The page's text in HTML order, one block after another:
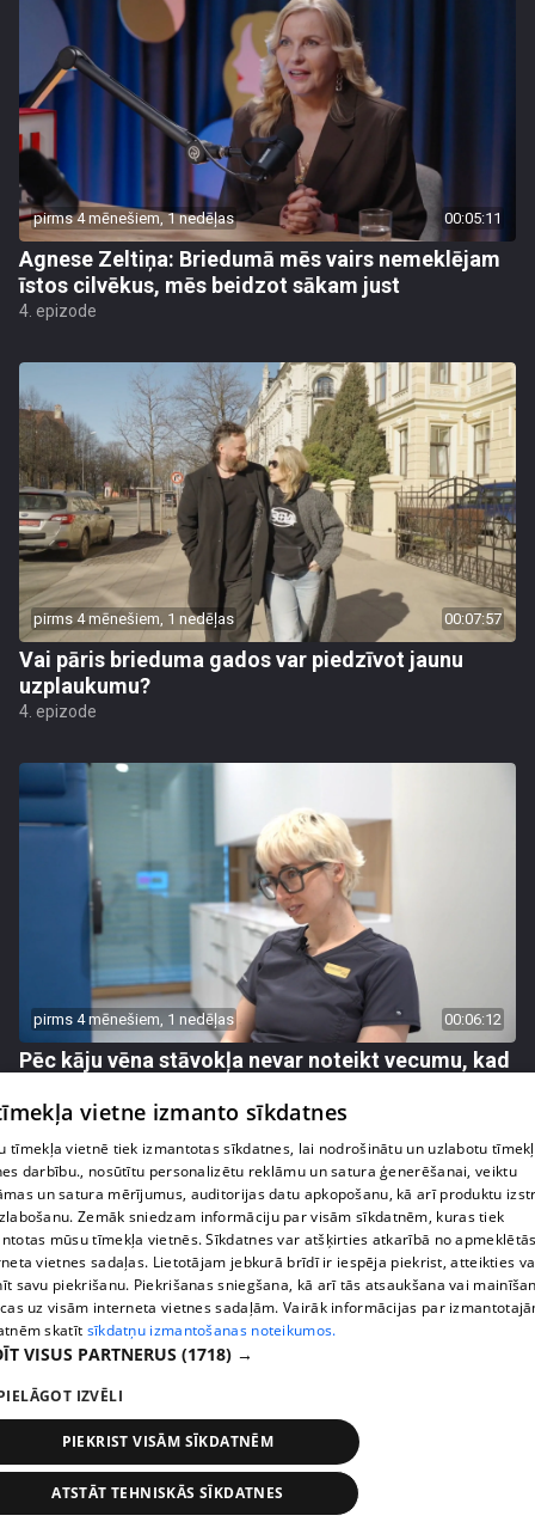
pirms 4 mēnešiem, 1 nedēļas 00:05:11
Agnese Zeltiņa: Briedumā mēs vairs nemeklējam
īstos cilvēkus, mēs beidzot sākam just
4. epizode
pirms 4 mēnešiem, 1 nedēļas 00:07:57
Vai pāris brieduma gados var piedzīvot jaunu
uzplaukumu?
4. epizode
pirms 4 mēnešiem, 1 nedēļas 00:06:12
Pēc kāju vēna stāvokļa nevar noteikt vecumu, kad
4. epizode
pirms 4 mēnešiem, 2 nedēļām
Ko cilvēki patiesībā meklē energoterapijā pie
Agneses Zeltiņas
4. epizode
vietne izmanto sīkdatnes
tīmekļa vietnē tiek izmantotas sīkdatnes, lai nodrošinātu un uzlabotu
darbību., nosūtītu personalizētu reklāmu un satura ģenerēšanai, veiktu
un satura mērījumus, auditorijas datu apkopošanu, kā arī produktu
Zemāk sniedzam informāciju par visām sīkdatnēm, kuras tiek
mūsu tīmekļa vietnēs. Sīkdatnes var atšķirties atkarībā no
vietnes sadaļas. Lietotājam jebkurā brīdī ir iespēja piekrist, atteikties
savu piekrišanu. Piekrišanas sniegšana, kā arī tās atsaukšana vai
uz visām interneta vietnes sadaļām. Vairāk informācijas par
skatīt sīkdatņu izmantošanas noteikumos.
VISUS PARTNERUS (1718) →
IZVĒLI
PIEKRIST VISĀM SĪKDATNĒM
ATSTĀT TEHNISKĀS SĪKDATNES